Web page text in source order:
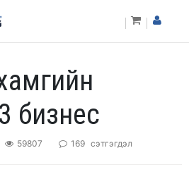
бизнес
59807 169 сэтгэгдэл